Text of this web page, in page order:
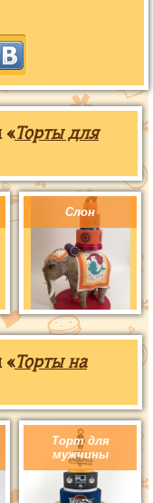
«Торты для
Слон
«Торты на
Торт для
мужчины